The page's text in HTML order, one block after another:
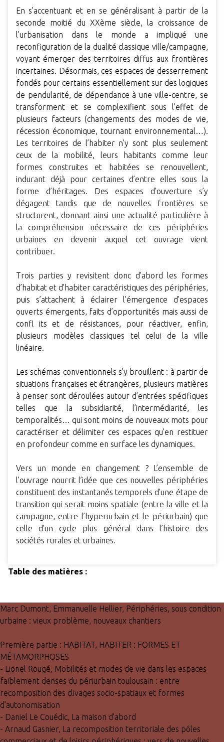
En s’accentuant et en se généralisant à partir de la
seconde moitié du XXème siècle, la croissance de
l’urbanisation dans le monde a impliqué une
reconfiguration de la dualité classique ville/campagne,
voyant émerger des territoires diffus aux frontières
incertaines. Désormais, ces espaces de desserrement
fondés pour certains essentiellement sur des logiques
de pendularité, de dépendance à une ville-centre, se
transforment et se complexifient sous l’effet de
plusieurs facteurs (changements des modes de vie,
récession économique, tournant environnemental…).
Les territoires de l’habiter n’y sont plus seulement
ceux de la mobilité, leurs habitants comme leur
formes construites et habitées se renouvellent,
indurant déjà pour certaines d’entre elles sous la
forme d’héritages. Des espaces d’ouverture s’y
dégagent tandis que de nouvelles frontières se
structurent, donnant ainsi une actualité particulière à
la compréhension nécessaire de ces périphéries
urbaines en devenir auquel cet ouvrage vient
contribuer.
Trois parties y revisitent donc d’abord les formes
d’habitat et d’habiter caractéristiques des périphéries,
puis s’attachent à éclairer l’émergence d’espaces
ouverts émergents, faits d’opportunités mais aussi de
confl its et de résistances, pour réactiver, enfin,
plusieurs modèles classiques tel celui de la ville
linéaire.
Les schémas conventionnels s’y brouillent : à partir de
situations françaises et étrangères, plusieurs matières
à penser sont déroulées autour d’entrées spécifiques
telles que la subsidiarité, l’intermédiarité, les
temporalités… qui sont moins de nouveaux mots pour
caractériser et délimiter ces espaces qu’en restituer
en profondeur comme en surface les dynamiques.
Vers un monde en changement ? L’ensemble de
l’ouvrage nourrit l’idée que ces nouvelles périphéries
constituent des instantanés temporels d’une étape de
transition qui serait moins spatiale (entre la ville et la
campagne, entre l’hyperurbain et le périurbain) que
celle d’un cycle plus général dans l’histoire des
sociétés rurales et urbaines.
Table des matières :
Marc Dumont, Emmanuelle Hellier, Périphéries, sous condition
urbaine : vieux problème, nouveaux chantiers
Première partie : HABITAT, HABITER : FORMES ET
MÉTAMORPHOSES
- Lionel Rougé, Mobilités et modes de vie dans les espaces
faiblement denses du périurbain toulousain : entre
recomposition des clivages socio-spatiaux et formes
d’autonomisation
- Daniel Le Couédic, La maison d’abord
- Arnaud Gasnier, La recomposition territoriale des pôles